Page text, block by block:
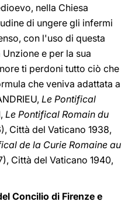
nella Chiesa
di ungere gli infermi
con l'uso di questa
e per la sua
ti perdoni tutto ciò che
che veniva adattata a
Le Pontifical
Le Pontifical Romain du
Città del Vaticano 1938,
de la Curie Romaine au
Città del Vaticano 1940,
Concilio di Firenze e